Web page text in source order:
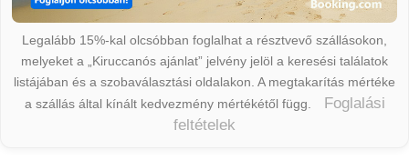
Legalább 15%-kal olcsóbban foglalhat a résztvevő szállásokon,
melyeket a „Kiruccanós ajánlat” jelvény jelöl a keresési találatok
listájában és a szobaválasztási oldalakon. A megtakarítás mértéke
a szállás által kínált kedvezmény mértékétől függ.
Foglalási
feltételek